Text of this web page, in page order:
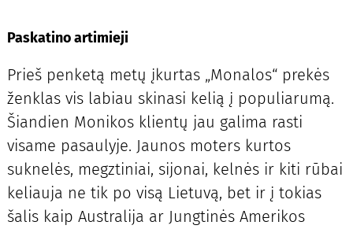
Paskatino artimieji
Prieš penketą metų įkurtas „Monalos“ prekės
ženklas vis labiau skinasi kelią į populiarumą.
Šiandien Monikos klientų jau galima rasti
visame pasaulyje. Jaunos moters kurtos
suknelės, megztiniai, sijonai, kelnės ir kiti rūbai
keliauja ne tik po visą Lietuvą, bet ir į tokias
šalis kaip Australija ar Jungtinės Amerikos